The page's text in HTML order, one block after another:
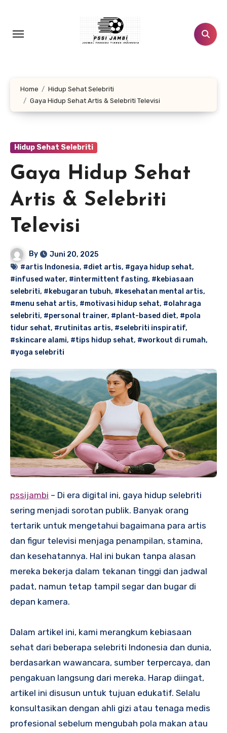
konten
Home
Hidup Sehat Selebriti
Gaya Hidup Sehat Artis & Selebriti Televisi
Hidup Sehat Selebriti
Gaya Hidup Sehat
Artis & Selebriti
Televisi
By
Juni 20, 2025
#artis Indonesia, #diet artis, #gaya hidup sehat,
#infused water, #intermittent fasting, #kebiasaan
selebriti, #kebugaran tubuh, #kesehatan mental artis,
#menu sehat artis, #motivasi hidup sehat, #olahraga
selebriti, #personal trainer, #plant-based diet, #pola
tidur sehat, #rutinitas artis, #selebriti inspiratif,
#skincare alami, #tips hidup sehat, #workout di rumah,
#yoga selebriti
pssijambi – Di era digital ini, gaya hidup selebriti
sering menjadi sorotan publik. Banyak orang
tertarik untuk mengetahui bagaimana para artis
dan figur televisi menjaga penampilan, stamina,
dan kesehatannya. Hal ini bukan tanpa alasan
mereka bekerja dalam tekanan tinggi dan jadwal
padat, namun tetap tampil segar dan bugar di
depan kamera.
Dalam artikel ini, kami merangkum kebiasaan
sehat dari beberapa selebriti Indonesia dan dunia,
berdasarkan wawancara, sumber terpercaya, dan
pengakuan langsung dari mereka. Harap diingat,
artikel ini disusun untuk tujuan edukatif. Selalu
konsultasikan dengan ahli gizi atau tenaga medis
profesional sebelum mengubah pola makan atau